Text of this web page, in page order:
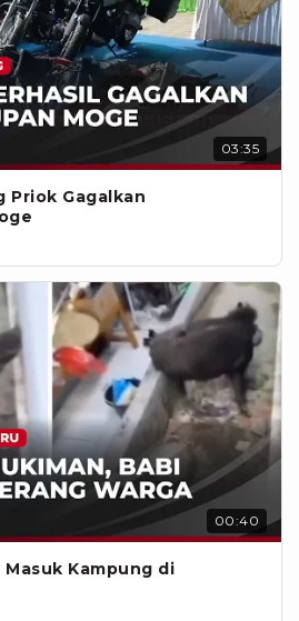
03:35
Priok Gagalkan
00:40
Kampung di